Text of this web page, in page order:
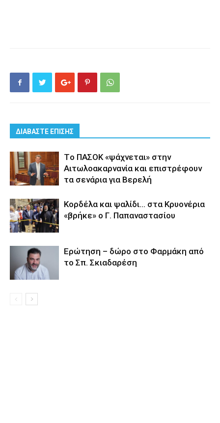
ΔΙΑΒΑΣΤΕ ΕΠΙΣΗΣ
Tο ΠΑΣΟΚ «ψάχνεται» στην
Αιτωλοακαρνανία και επιστρέφουν
τα σενάρια για Βερελή
Κορδέλα και ψαλίδι… στα Κρυονέρια
«βρήκε» ο Γ. Παπαναστασίου
Eρώτηση – δώρο στο Φαρμάκη από
το Σπ. Σκιαδαρέση